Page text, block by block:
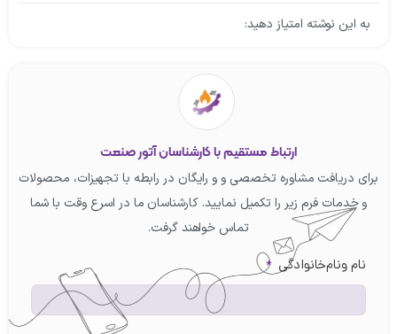
به این نوشته امتیاز دهید:
ارتباط مستقیم با کارشناسان آتور صنعت
دریافت مشاوره تخصصی و و رایگان در رابطه با تجهیزات، محصولات
و خدمات فرم زیر را تکمیل نمایید. کارشناسان ما در اسرع وقت با شما
تماس خواهند گرفت.
نام ونام‌خانوادگی